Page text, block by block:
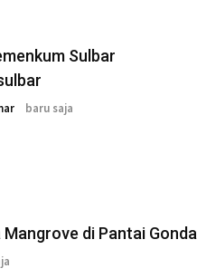
Sulbar
baru saja
Mangrove di Pantai Gonda